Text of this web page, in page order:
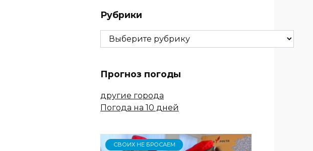
Рубрики
Рубрики
Прогноз погоды
другие города
Погода на 10 дней
СВОИХ НЕ БРОСАЕМ